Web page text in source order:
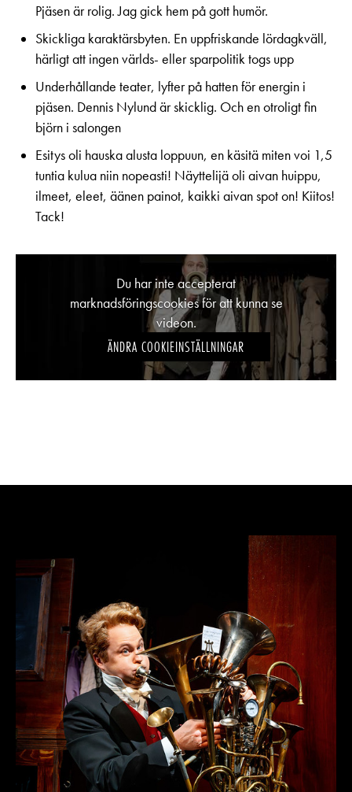
Pjäsen är rolig. Jag gick hem på gott humör.
Skickliga karaktärsbyten. En uppfriskande lördagkväll,
härligt att ingen världs- eller sparpolitik togs upp
Underhållande teater, lyfter på hatten för energin i
pjäsen. Dennis Nylund är skicklig. Och en otroligt fin
björn i salongen
Esitys oli hauska alusta loppuun, en käsitä miten voi 1,5
tuntia kulua niin nopeasti! Näyttelijä oli aivan huippu,
ilmeet, eleet, äänen painot, kaikki aivan spot on! Kiitos!
Tack!
Du har inte accepterat
marknadsföringscookies för att kunna se
videon.
ÄNDRA COOKIEINSTÄLLNINGAR